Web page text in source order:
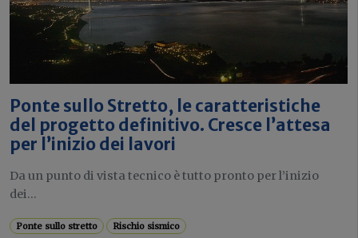
Ponte sullo Stretto, le caratteristiche
del progetto definitivo. Cresce l’attesa
per l’inizio dei lavori
Da un punto di vista tecnico è tutto pronto per l’inizio
dei...
Ponte sullo stretto Rischio sismico